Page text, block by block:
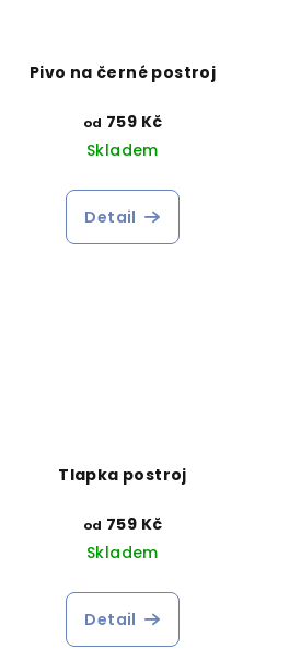
Pivo na černé postroj
od 759 Kč
Skladem
Detail
Tlapka postroj
od 759 Kč
Skladem
Detail